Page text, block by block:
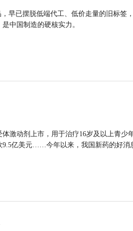
早已摆脱低端代工、低价走量的旧标签
中国制造的硬核实力。
激动剂上市，用于治疗16岁及以上青少
亿美元……今年以来，我国新药的好消